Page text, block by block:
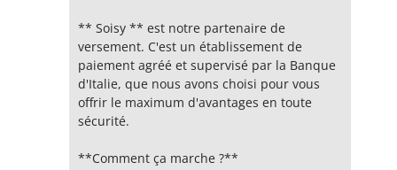
** Soisy ** est notre partenaire de
versement. C'est un établissement de
paiement agréé et supervisé par la Banque
d'Italie, que nous avons choisi pour vous
offrir le maximum d'avantages en toute
sécurité.
**Comment ça marche ?**